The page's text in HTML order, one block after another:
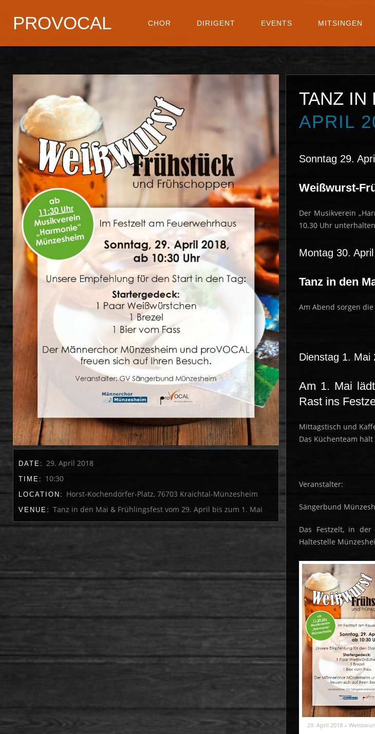
PROVOCAL CHOR DIRIGENT EVENTS MITSINGEN
DATE: 29. April 2018
TIME: 10:30
LOCATION: Horst-Kochendörfer-Platz, 76703 Kraichtal-Münzesheim
VENUE: Tanz in den Mai & Frühlingsfest vom 29. April bis zum 1. Mai
TANZ IN
APRIL
Sonntag 29.
Weißwurst-
Der Musikverein
10.30 Uhr
Montag 30.
Tanz in den
Am Abend sorgen
Dienstag 1. Mai
Am 1. Mai
Rast ins
Mittagstisch und
Das Küchenteam
Veranstalter:
Sängerbund
Das Festzelt, in
Haltestelle
29. April 2018 –